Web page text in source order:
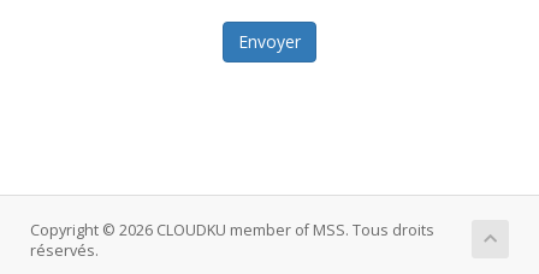
Envoyer
Copyright © 2026 CLOUDKU member of MSS. Tous droits
réservés.